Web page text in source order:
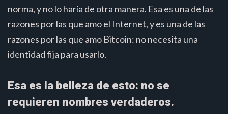
norma, y no lo haría de otra manera. Esa es una de las
razones por las que amo el Internet, y es una de las
razones por las que amo Bitcoin: no necesita una
identidad fija para usarlo.
Esa es la belleza de esto: no se
requieren nombres verdaderos.